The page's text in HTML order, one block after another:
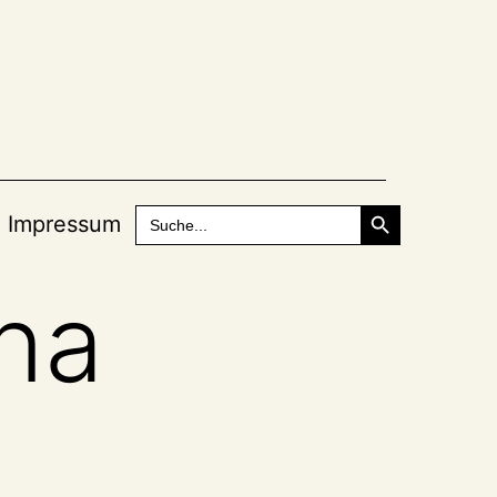
Impressum
Search
for:
Search Button